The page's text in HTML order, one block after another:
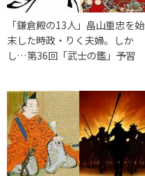
「鎌倉殿の13人」畠山重忠を始
末した時政・りく夫婦。しか
し…第36回「武士の鑑」予習